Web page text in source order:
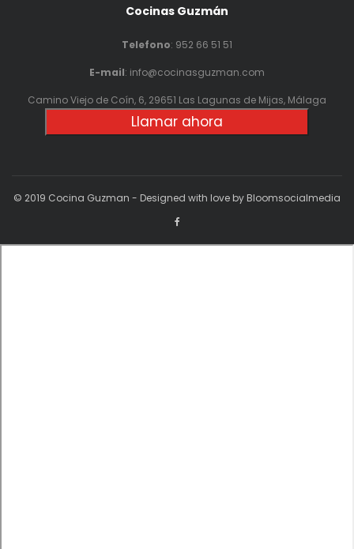
Cocinas Guzmán
Telefono: 952 66 51 51
E-mail: info@cocinasguzman.com
Camino Viejo de Coín, 6, 29651 Las Lagunas de Mijas, Málaga
Llamar ahora
© 2019 Cocina Guzman - Designed with love by Bloomsocialmedia